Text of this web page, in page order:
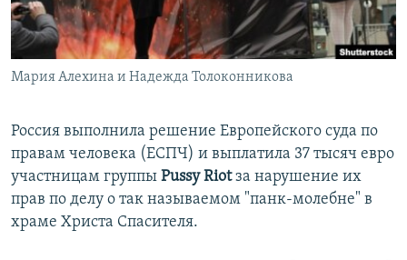
ПОБЕДИТЕЛЕЙ НЕ СУДЯТ?
КРЫМ.НЕПОКОРЕННЫЙ
ELIFBE
ПРИСОЕДИНЯЙТЕСЬ!
Все сайты RFE/RL
Мария Алехина и Надежда Толоконникова
Россия выполнила решение Европейского суда по
правам человека (ЕСПЧ) и выплатила 37 тысяч евро
участницам группы Pussy Riotза нарушение их
прав по делу о так называемом "панк-молебне" в
храме Христа Спасителя.